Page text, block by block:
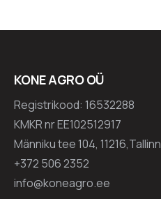
KONE AGRO OÜ
Registrikood: 16532288
KMKR nr EE102512917
Männiku tee 104, 11216,Tallinn
+372 506 2352
info@koneagro.ee